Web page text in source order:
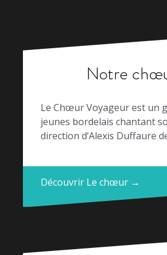
Notre
Le Chœur Voyageur est un
jeunes bordelais chantant
direction d’Alexis Duffaure
Découvrir Le chœur →